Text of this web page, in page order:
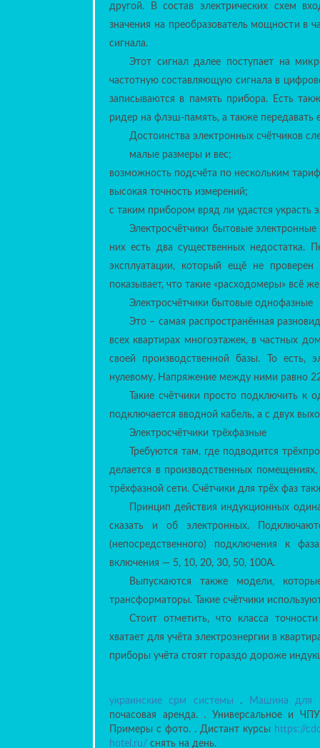
высокая точность измерений;
с таким прибором вряд ли удастся украсть
Электросчётчики бытовые
них есть два существенных
эксплуатации, который ещё не
показывает, что такие «расходомеры» всё
Электросчётчики бытовые однофазные
Это – самая распространённая
всех квартирах многоэтажек, в частных
своей производственной базы. То
нулевому. Напряжение между ними равно
Такие счётчики просто подключить к
подключается вводной кабель, а с двух
Электросчётчики трёхфазные
Требуются там, где подводится
делается в производственных
трёхфазной сети. Счётчики для трёх фаз
Принцип действия индукционных
сказать и об электронных.
(непосредственного) подключения к
включения — 5, 10, 20, 30, 50, 100А.
Выпускаются также модели,
трансформаторы. Такие счётчики
Стоит отметить, что класса
хватает для учёта электроэнергии в
приборы учёта стоят гораздо дороже
украинские срм системы.
Машина для
почасовая аренда. . Универсальное и
Примеры с фото. . Дистант курсыhttps://
hotel.ru/снять на день.